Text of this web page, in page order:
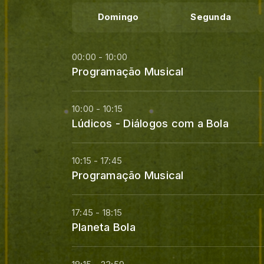
Domingo Segunda
00:00 - 10:00
Programação Musical
10:00 - 10:15
Lúdicos - Diálogos com a Bola
10:15 - 17:45
Programação Musical
17:45 - 18:15
Planeta Bola